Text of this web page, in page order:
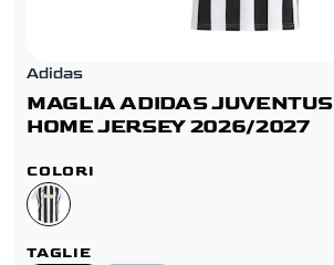
Adidas
MAGLIA ADIDAS JUVENTUS
HOME JERSEY 2026/2027
COLORI
TAGLIE